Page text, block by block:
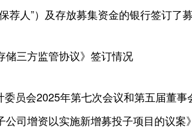
荐人”）及存放募集资金的银行签订了
储三方监管协议》签订情况
员会2025年第七次会议和第五届董
司增资以实施新增募投子项目的议